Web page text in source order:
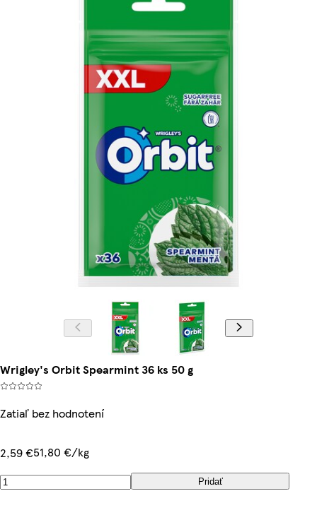
Wrigley's Orbit Spearmint 36 ks 50 g
Zatiaľ bez hodnotení
2,59 €51,80 €/kg
Pridať